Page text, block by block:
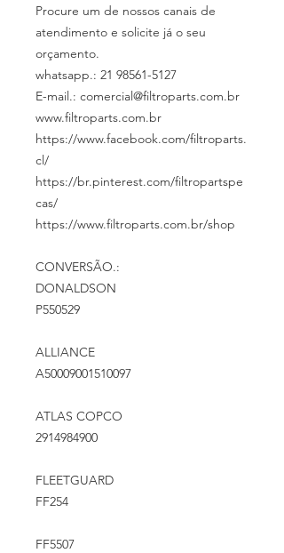
Procure um de nossos canais de
atendimento e solicite já o seu
orçamento.
whatsapp.: 21 98561-5127
E-mail.: comercial@filtroparts.com.br
www.filtroparts.com.br
https://www.facebook.com/filtroparts.
cl/
https://br.pinterest.com/filtropartspe
cas/
https://www.filtroparts.com.br/shop
CONVERSÃO.:
DONALDSON
P550529
ALLIANCE
A50009001510097
ATLAS COPCO
2914984900
FLEETGUARD
FF254
FF5507